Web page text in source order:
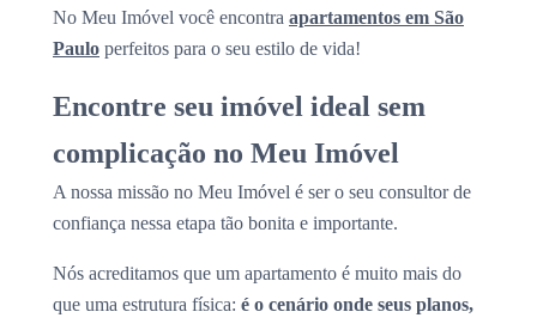
No Meu Imóvel você encontra apartamentos em São
Paulo perfeitos para o seu estilo de vida!
Encontre seu imóvel ideal sem
complicação no Meu Imóvel
A nossa missão no Meu Imóvel é ser o seu consultor de
confiança nessa etapa tão bonita e importante.
Nós acreditamos que um apartamento é muito mais do
que uma estrutura física: é o cenário onde seus planos,